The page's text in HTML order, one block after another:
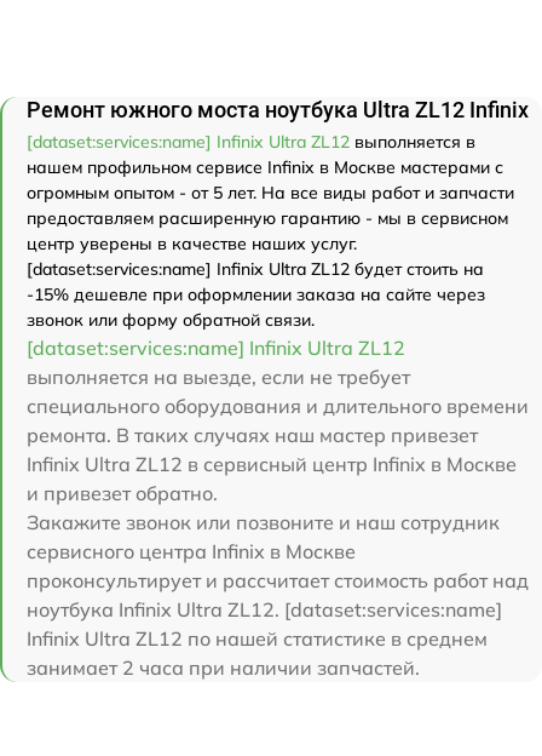
Ремонт южного моста ноутбука Ultra ZL12 Infinix
[dataset:services:name] Infinix Ultra ZL12 выполняется в
нашем профильном сервисе Infinix в Москве мастерами с
огромным опытом - от 5 лет. На все виды работ и запчасти
предоставляем расширенную гарантию - мы в сервисном
центр уверены в качестве наших услуг.
[dataset:services:name] Infinix Ultra ZL12 будет стоить на
-15% дешевле при оформлении заказа на сайте через
звонок или форму обратной связи.
[dataset:services:name] Infinix Ultra ZL12
выполняется на выезде, если не требует
специального оборудования и длительного времени
ремонта. В таких случаях наш мастер привезет
Infinix Ultra ZL12 в сервисный центр Infinix в Москве
и привезет обратно.
Закажите звонок или позвоните и наш сотрудник
сервисного центра Infinix в Москве
проконсультирует и рассчитает стоимость работ над
ноутбука Infinix Ultra ZL12. [dataset:services:name]
Infinix Ultra ZL12 по нашей статистике в среднем
занимает 2 часа при наличии запчастей.